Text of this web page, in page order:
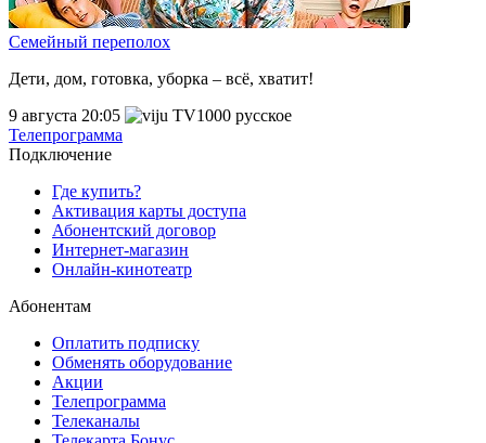
Семейный переполох
Дети, дом, готовка, уборка – всё, хватит!
9 августа 20:05
Телепрограмма
Подключение
Где купить?
Активация карты доступа
Абонентский договор
Интернет-магазин
Онлайн-кинотеатр
Абонентам
Оплатить подписку
Обменять оборудование
Акции
Телепрограмма
Телеканалы